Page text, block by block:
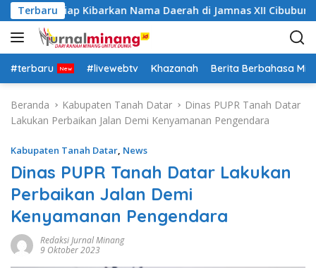
a
g
u
Terbaru
Datar Siap Kibarkan Nama Daerah di Jamnas XII Cibubur
#terbaru #livewebtv Khazanah Berita Berbahasa
Beranda Kabupaten Tanah Datar
Dinas PUPR Tanah Datar
Lakukan Perbaikan Jalan Demi Kenyamanan Pengendara
Kabupaten Tanah Datar, News
Dinas PUPR Tanah Datar Lakukan
Perbaikan Jalan Demi
Kenyamanan Pengendara
Redaksi Jurnal Minang
9 Oktober 2023